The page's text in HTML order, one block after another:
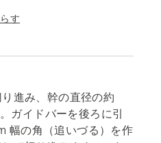
す
進み、幹の直径の約
ガイドバーを後ろに引
幅の角（追いづる）を作